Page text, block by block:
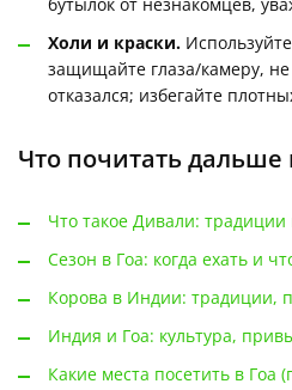
Холи и краски.
защищайте глаза/камеру, не
отказался; избегайте
Что почитать дальше
Что такое Дивали:
Сезон в Гоа: когда ехать и
Корова в Индии: традиции,
Индия и Гоа: культура,
Какие места посетить в